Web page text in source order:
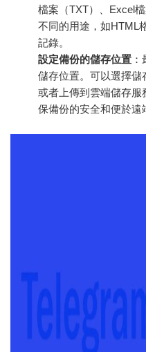
檔案（TXT）、Excel
不同的用途，如HTML
記錄。
設定備份的儲存位置
儲存位置。可以選擇儲
或者上傳到雲端儲存服
保備份的安全和便於遠